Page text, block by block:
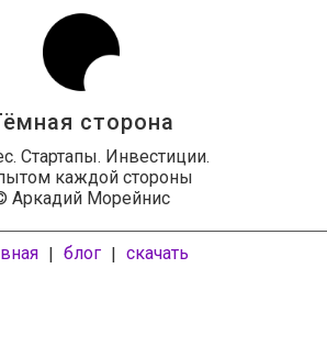
сторона
Стартапы. Инвестиции.
каждой стороны
Аркадий Морейнис
| блог | скачать